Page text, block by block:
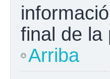
final de la
Arriba